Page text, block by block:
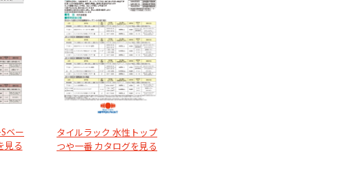
ベー
見る
タイルラック 水性トップ
つや一番 カタログを見る